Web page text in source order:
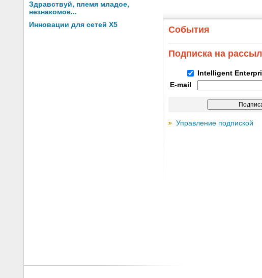
Здравствуй, племя младое,
незнакомое...
Инновации для сетей X5
События
Подписка на
Intelligent
E-mail
Управление подпиской